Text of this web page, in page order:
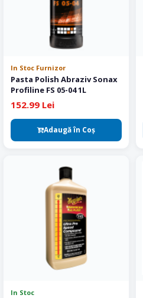
In Stoc Furnizor
Pasta Polish Abraziv Sonax
Profiline FS 05-04 1L
152.99 Lei
Adaugă în Coş
In Stoc